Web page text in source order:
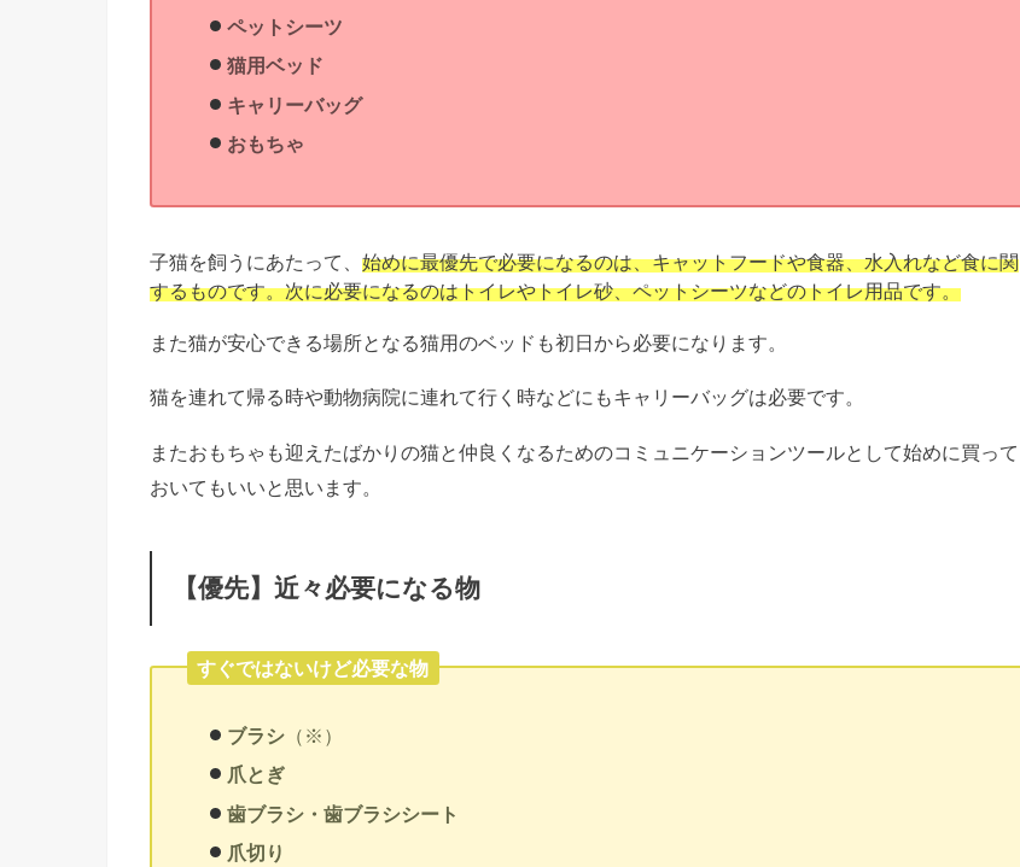
ペットシーツ
猫用ベッド
キャリーバッグ
おもちゃ
子猫を飼うにあたって、 始めに最優先で必要になるのは、キャットフードや食器、水入れなど食に関
するものです。次に必要になるのはトイレやトイレ砂、ペットシーツなどのトイレ用品です。
また猫が安心できる場所となる猫用のベッドも初日から必要になります。
猫を連れて帰る時や動物病院に連れて行く時などにもキャリーバッグは必要です。
またおもちゃも迎えたばかりの猫と仲良くなるためのコミュニケーションツールとして始めに買って
おいてもいいと思います。
【優先】近々必要になる物
すぐではないけど必要な物
ブラシ （※）
爪とぎ
歯ブラシ・歯ブラシシート
爪切り